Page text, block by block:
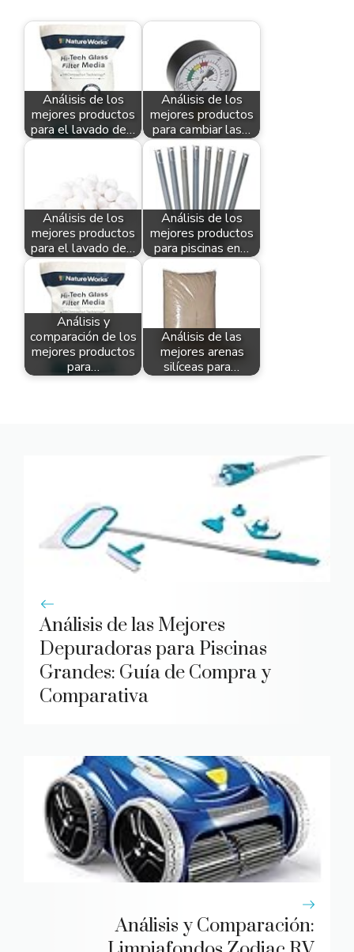
Análisis de los
mejores productos
para el lavado de…
Análisis de los
mejores productos
para cambiar las…
Análisis de los
mejores productos
para el lavado de…
Análisis de los
mejores productos
para piscinas en…
Análisis y
comparación de los
mejores productos
para…
Análisis de las
mejores arenas
silíceas para…
Análisis de las Mejores
Depuradoras para Piscinas
Grandes: Guía de Compra y
Comparativa
Análisis y Comparación: